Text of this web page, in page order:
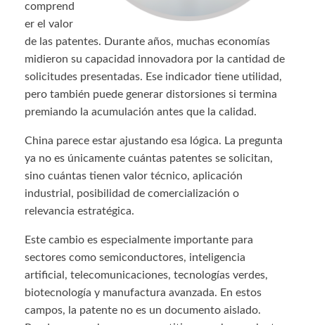
comprend
er el valor
de las patentes. Durante años, muchas economías
midieron su capacidad innovadora por la cantidad de
solicitudes presentadas. Ese indicador tiene utilidad,
pero también puede generar distorsiones si termina
premiando la acumulación antes que la calidad.
China parece estar ajustando esa lógica. La pregunta
ya no es únicamente cuántas patentes se solicitan,
sino cuántas tienen valor técnico, aplicación
industrial, posibilidad de comercialización o
relevancia estratégica.
Este cambio es especialmente importante para
sectores como semiconductores, inteligencia
artificial, telecomunicaciones, tecnologías verdes,
biotecnología y manufactura avanzada. En estos
campos, la patente no es un documento aislado.